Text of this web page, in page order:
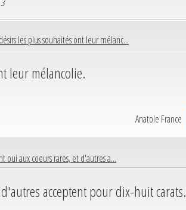
les plus souhaités ont leur mélanc...
leur mélancolie.
Anatole France
oui aux coeurs rares, et d'autres a...
acceptent pour dix-huit carats.